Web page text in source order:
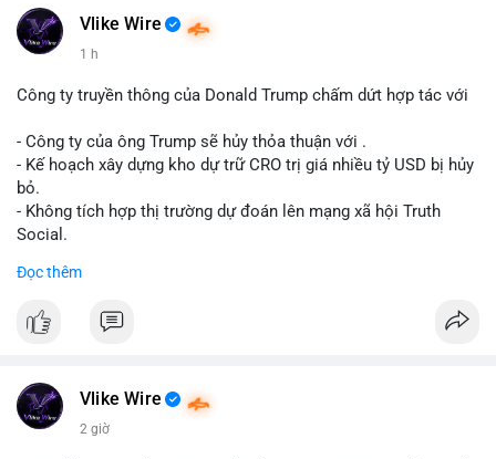
Động thái này có thể là bước chuẩn bị thanh khoản để bán ra,
hoặc tái phân bổ tài sản giữa các ví nóng nhằm tối ưu phí giao
thấy cá voi đang thăm dò thanh khoản thị trường trước khi có
Lời khuyên cho nhà đầu tư nhỏ lẻ: Theo dõi xác nhận giao dịch
và dòng tiền tiếp theo từ ví nguồn. Khối lượng này chưa đủ tạo
áp lực bán mạnh, nhưng nếu xuất hiện thêm 2-3 giao dịch
tương tự trong 24 giờ tới, khả năng cao là sóng điều chỉnh
ở vùng giá hiện tại.
#12dot1btc #786kusd
Vlike Wire
1 h
Công ty truyền thông của Donald Trump chấm dứt hợp tác với
- Công ty của ông Trump sẽ hủy thỏa thuận với .
- Kế hoạch xây dựng kho dự trữ CRO trị giá nhiều tỷ USD bị hủy
bỏ.
- Không tích hợp thị trường dự đoán lên mạng xã hội Truth
Social.
#binancesquare
$cro
📰 Nguồn: Cointelegraph
Đọc thêm
Vlike Wire
2 giờ